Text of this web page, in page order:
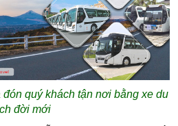
quý khách tận nơi bằng xe du
đời mới